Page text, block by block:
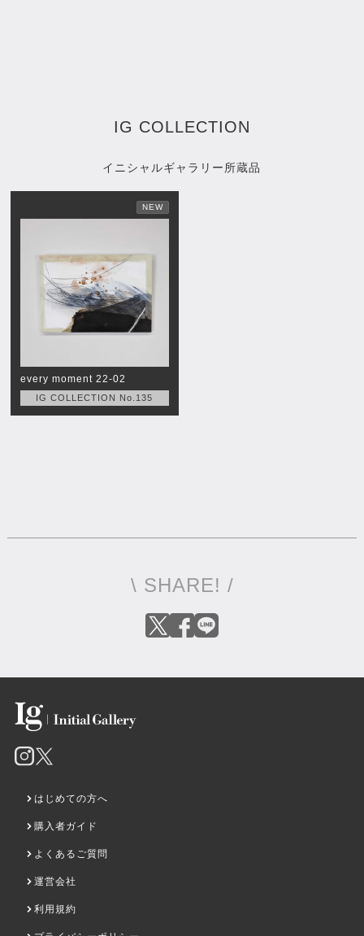
IG COLLECTION
イニシャルギャラリー所蔵品
NEW
every moment 22-02
IG COLLECTION No.135
\ SHARE! /
はじめての方へ
購入者ガイド
よくあるご質問
運営会社
利用規約